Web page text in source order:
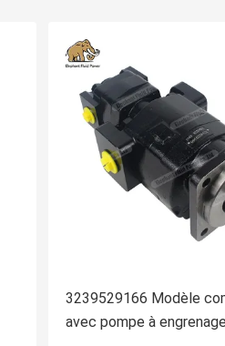
3239529166 Modèle
avec pompe à